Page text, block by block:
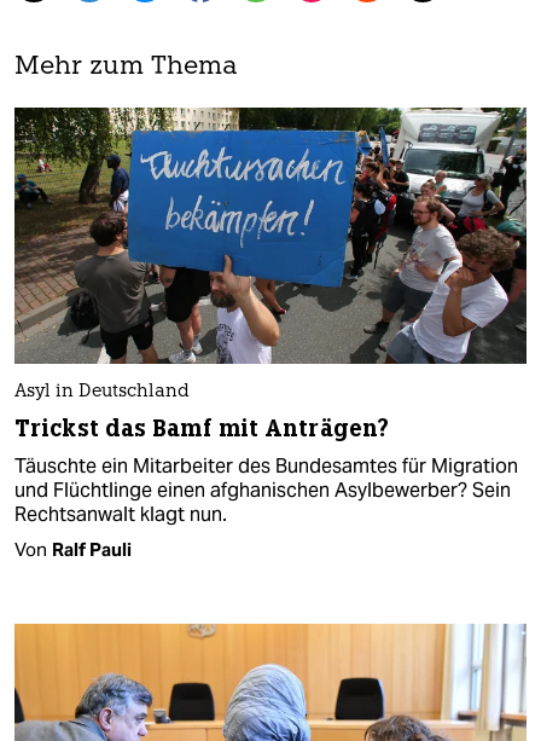
Mehr zum Thema
Asyl in Deutschland
Trickst das Bamf mit Anträgen?
Täuschte ein Mitarbeiter des Bundesamtes für Migration
und Flüchtlinge einen afghanischen Asylbewerber? Sein
Rechtsanwalt klagt nun.
Von Ralf Pauli